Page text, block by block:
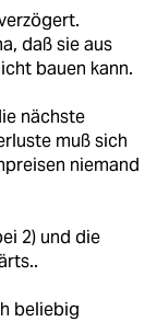
daß sie aus
bauen kann.
nächste
muß sich
niemand
2) und die
beliebig